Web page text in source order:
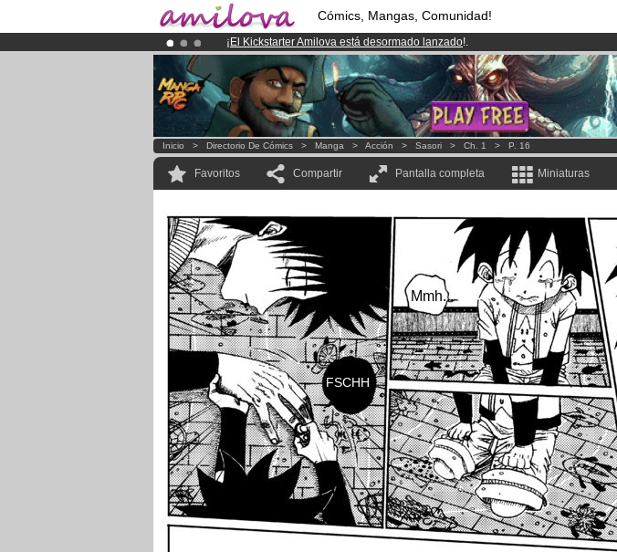
Cómics, Mangas, Comunidad!
¡ El Kickstarter Amilova está desormado lanzado!.
¡Ya tenemos 100000miembrosy 1000Cómics y Mangas!.
¡Conviertete en Premium por3.95 euros al mes!Hazte Premium ya
Inicio > Directorio De Cómics > Manga > Acción > Sasori > Ch. 1 > P. 16
Favoritos Compartir Pantalla completa Miniaturas
FSCHH
Mmh...